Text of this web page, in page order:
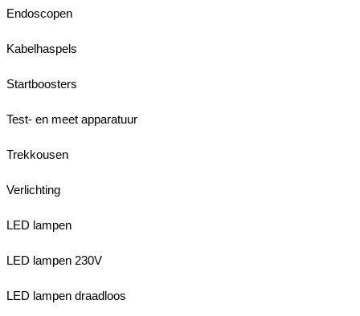
Endoscopen
Kabelhaspels
Startboosters
Test- en meet apparatuur
Trekkousen
Verlichting
LED lampen
LED lampen 230V
LED lampen draadloos